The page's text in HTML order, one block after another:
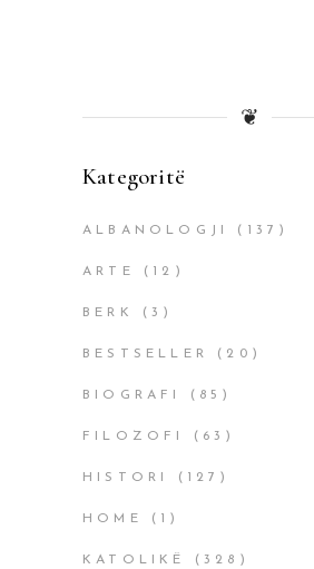
❦
Kategoritë
ALBANOLOGJI (137)
ARTE (12)
BERK (3)
BESTSELLER (20)
BIOGRAFI (85)
FILOZOFI (63)
HISTORI (127)
HOME (1)
KATOLIKË (328)